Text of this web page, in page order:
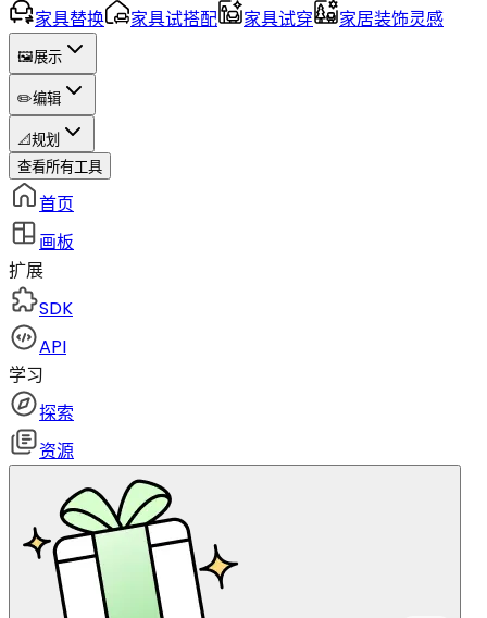
家具替换 家具试搭配 家具试穿 家居装饰灵感
🖼️展示
✏️编辑
📐规划
查看所有工具
首页
画板
扩展
SDK
API
学习
探索
资源